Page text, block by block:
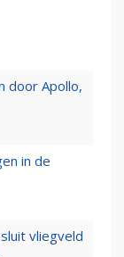
door Apollo,
in de
vliegveld